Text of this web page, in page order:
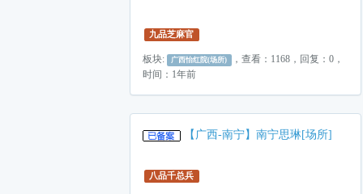
九品芝麻官
板块: 广西怡红院(场所) ，查看：1168，回复：0，
时间：1年前
【广西-南宁】南宁思琳[场所]
八品千总兵